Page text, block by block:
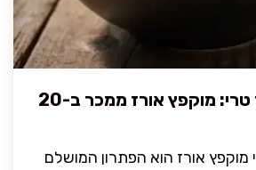
אל תבשלו אורז טרי: מוקפץ אורז ממכר ב-20
אורז הוא הפתרון המושלם